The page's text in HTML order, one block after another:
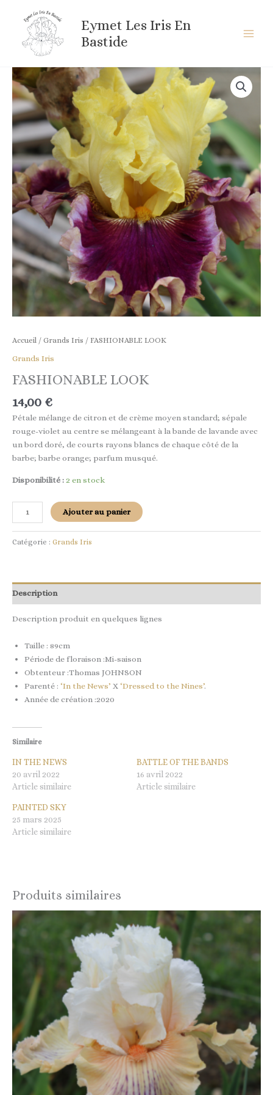
contenu
Eymet Les Iris En
Bastide
Accueil / Grands Iris / FASHIONABLE LOOK
Grands Iris
FASHIONABLE LOOK
14,00 €
Pétale mélange de citron et de crème moyen standard; sépale
rouge-violet au centre se mélangeant à la bande de lavande avec
un bord doré, de courts rayons blancs de chaque côté de la
barbe; barbe orange; parfum musqué.
Disponibilité : 2 en stock
quantité
de
FASHIONABLE
LOOK
Ajouter au panier
Catégorie : Grands Iris
Description
Description produit en quelques lignes
Taille : 89cm
Période de floraison :Mi-saison
Obtenteur :Thomas JOHNSON
Parenté : ‘In the News’ X ‘Dressed to the Nines’.
Année de création :2020
Similaire
IN THE NEWS
20 avril 2022
Article similaire
BATTLE OF THE BANDS
16 avril 2022
Article similaire
PAINTED SKY
25 mars 2025
Article similaire
Produits similaires